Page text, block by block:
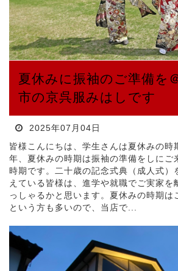
夏休みに振袖のご準備を
市の京呉服みはしです
2025年07月04日
皆様こんにちは、学生さんは夏休みの時
年、夏休みの時期は振袖の準備をしにご
時期です。二十歳の記念式典（成人式）
えている皆様は、進学や就職でご実家を
っしゃるかと思います。夏休みの時期は
という方も多いので、当店で...